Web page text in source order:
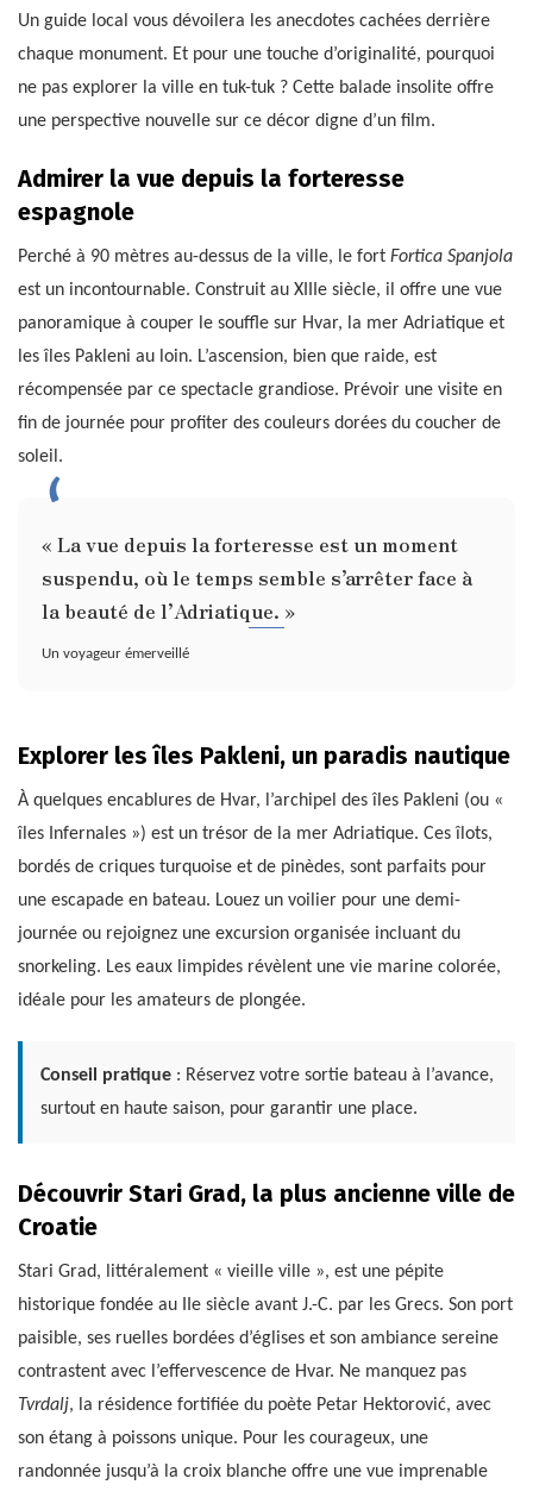
Un guide local vous dévoilera les anecdotes cachées derrière
chaque monument. Et pour une touche d’originalité, pourquoi
ne pas explorer la ville en tuk-tuk ? Cette balade insolite offre
une perspective nouvelle sur ce décor digne d’un film.
Admirer la vue depuis la forteresse
espagnole
Perché à 90 mètres au-dessus de la ville, le fort Fortica Spanjola
est un incontournable. Construit au XIIIe siècle, il offre une vue
panoramique à couper le souffle sur Hvar, la mer Adriatique et
les îles Pakleni au loin. L’ascension, bien que raide, est
récompensée par ce spectacle grandiose. Prévoir une visite en
fin de journée pour profiter des couleurs dorées du coucher de
soleil.
« La vue depuis la forteresse est un moment
suspendu, où le temps semble s’arrêter face à
la beauté de l’Adriatique. »
Un voyageur émerveillé
Explorer les îles Pakleni, un paradis nautique
À quelques encablures de Hvar, l’archipel des îles Pakleni (ou «
îles Infernales ») est un trésor de la mer Adriatique. Ces îlots,
bordés de criques turquoise et de pinèdes, sont parfaits pour
une escapade en bateau. Louez un voilier pour une demi-
journée ou rejoignez une excursion organisée incluant du
snorkeling. Les eaux limpides révèlent une vie marine colorée,
idéale pour les amateurs de plongée.
Conseil pratique : Réservez votre sortie bateau à l’avance,
surtout en haute saison, pour garantir une place.
Découvrir Stari Grad, la plus ancienne ville de
Croatie
Stari Grad, littéralement « vieille ville », est une pépite
historique fondée au IIe siècle avant J.-C. par les Grecs. Son port
paisible, ses ruelles bordées d’églises et son ambiance sereine
contrastent avec l’effervescence de Hvar. Ne manquez pas
Tvrdalj, la résidence fortifiée du poète Petar Hektorović, avec
son étang à poissons unique. Pour les courageux, une
randonnée jusqu’à la croix blanche offre une vue imprenable